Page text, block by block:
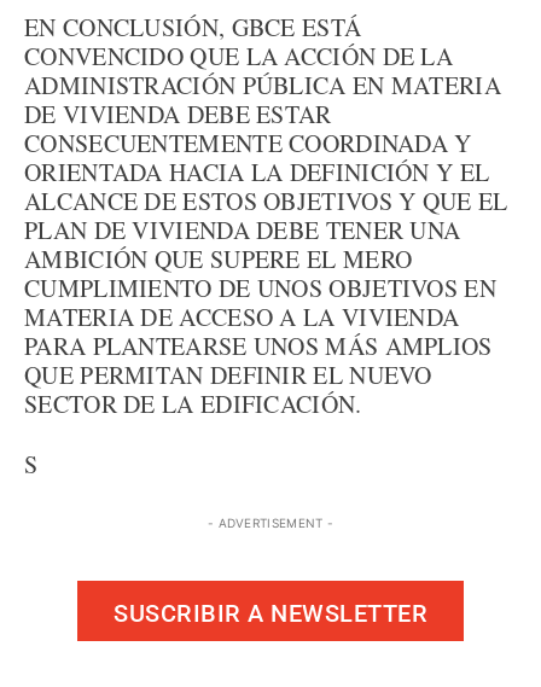
EN CONCLUSIÓN, GBCE ESTÁ
CONVENCIDO QUE LA ACCIÓN DE LA
ADMINISTRACIÓN PÚBLICA EN MATERIA
DE VIVIENDA DEBE ESTAR
CONSECUENTEMENTE COORDINADA Y
ORIENTADA HACIA LA DEFINICIÓN Y EL
ALCANCE DE ESTOS OBJETIVOS Y QUE EL
PLAN DE VIVIENDA DEBE TENER UNA
AMBICIÓN QUE SUPERE EL MERO
CUMPLIMIENTO DE UNOS OBJETIVOS EN
MATERIA DE ACCESO A LA VIVIENDA
PARA PLANTEARSE UNOS MÁS AMPLIOS
QUE PERMITAN DEFINIR EL NUEVO
SECTOR DE LA EDIFICACIÓN.
S
- ADVERTISEMENT -
SUSCRIBIR A NEWSLETTER